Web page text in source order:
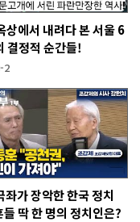
상에서 내려다 본 서울 6
결정적 순간들!
2
좌가 장악한 한국 정치
들 딱 한 명의 정치인은?